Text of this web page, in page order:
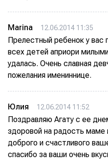
Marina 12.06.2014 11:35
Прелестный ребенок у вас
всех детей априори
удалась. Очень славная
пожелания имениннице.
Юлия 12.06.2014 11:52
Поздравляю Агату с ее
здоровой на радость маме
доброго и счастливого
спасибо за ваши очень